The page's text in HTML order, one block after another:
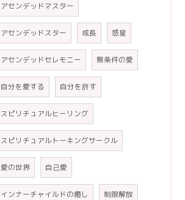
アセンデッドマスター
アセンデッドスター 成長 惑星
アセンデッドセレモニー 無条件の愛
自分を愛する 自分を許す
スピリチュアルヒーリング
スピリチュアルトーキングサークル
愛の世界 自己愛
インナーチャイルドの癒し 制限解放